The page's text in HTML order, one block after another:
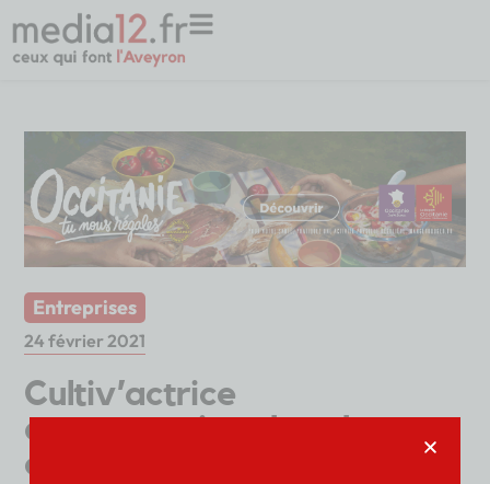
Entreprises
24 février 2021
Cultiv’actrice
aveyronnaise cherche
coup de pouce